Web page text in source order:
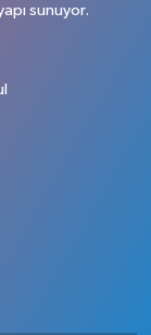
sunuyor.